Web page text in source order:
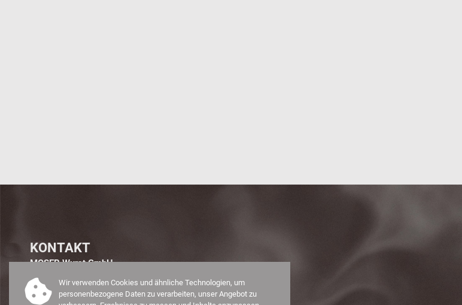
KONTAKT
MOSER Wurst GmbH
Manker Straße 4
3250 Wieselburg/Erlauf
Wir verwenden Cookies und ähnliche Technologien, um
personenbezogene Daten zu verarbeiten, unser Angebot zu